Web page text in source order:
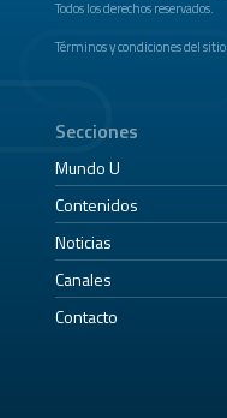
Todos los derechos reservados.
Términos y condiciones del sitio
Secciones
Mundo U
Contenidos
Noticias
Canales
Contacto